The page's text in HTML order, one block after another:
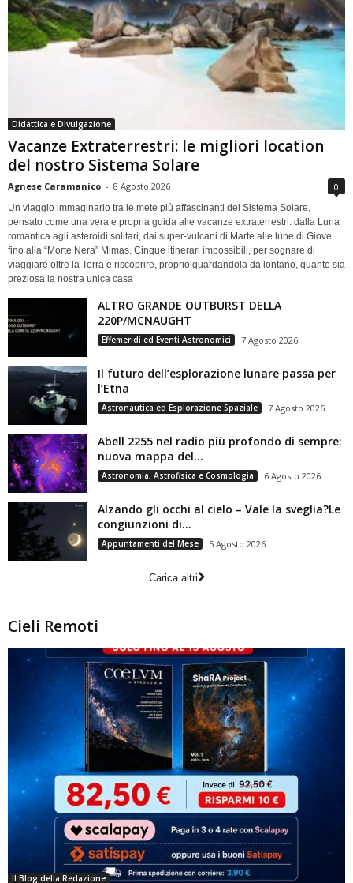
Didattica e Divulgazione
Vacanze Extraterrestri: le migliori location
del nostro Sistema Solare
Agnese Caramanico - 8 Agosto 2026 0
Un viaggio immaginario tra le mete più affascinanti del Sistema Solare,
pensato come una vera e propria guida alle vacanze extraterrestri: dalla Luna
romantica agli asteroidi solitari, dai super-vulcani di Marte alle lune di Giove,
fino alla “Morte Nera” Mimas. Cinque itinerari impossibili, per sognare di
viaggiare oltre la Terra e riscoprire, proprio guardandola da lontano, quanto sia
preziosa la nostra unica casa
ALTRO GRANDE OUTBURST DELLA
220P/MCNAUGHT
Effemeridi ed Eventi Astronomici 7 Agosto 2026
Il futuro dell’esplorazione lunare passa per
l’Etna
Astronautica ed Esplorazione Spaziale 7 Agosto 2026
Abell 2255 nel radio più profondo di sempre:
nuova mappa del...
Astronomia, Astrofisica e Cosmologia 6 Agosto 2026
Alzando gli occhi al cielo – Vale la sveglia?Le
congiunzioni di...
Appuntamenti del Mese 5 Agosto 2026
Carica altri
Cieli Remoti
Il Blog della Redazione